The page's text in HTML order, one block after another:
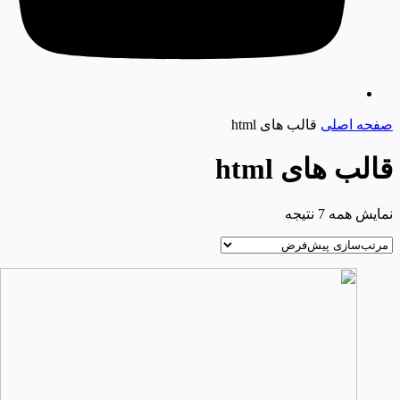
صفحه اصلی قالب های html
قالب های html
نمایش همه 7 نتیجه